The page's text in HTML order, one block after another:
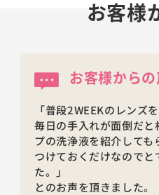
お客様
お客様から
「普段2WEEKのレンズ
毎日の手入れが面倒だ
プの洗浄液を紹介して
つけておくだけなので
た。」
とのお声を頂きました。